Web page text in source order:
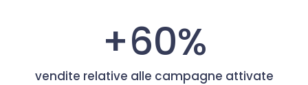
+60%
vendite relative alle campagne attivate